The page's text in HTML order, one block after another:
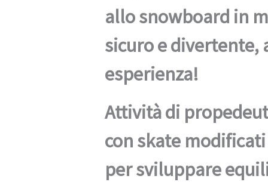
allo snowboard in
sicuro e divertente,
esperienza!
Attività di
con skate
per sviluppare